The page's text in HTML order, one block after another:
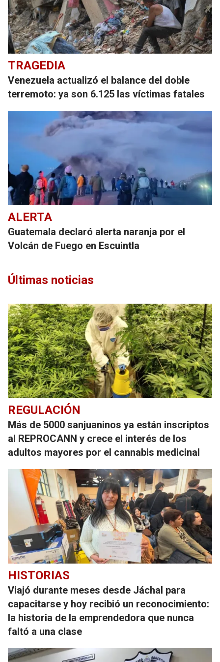
TRAGEDIA
Venezuela actualizó el balance del doble
terremoto: ya son 6.125 las víctimas fatales
ALERTA
Guatemala declaró alerta naranja por el
Volcán de Fuego en Escuintla
Últimas noticias
REGULACIÓN
Más de 5000 sanjuaninos ya están inscriptos
al REPROCANN y crece el interés de los
adultos mayores por el cannabis medicinal
HISTORIAS
Viajó durante meses desde Jáchal para
capacitarse y hoy recibió un reconocimiento:
la historia de la emprendedora que nunca
faltó a una clase